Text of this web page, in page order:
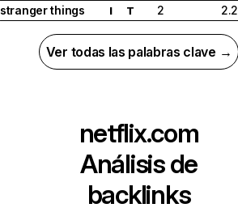
stranger things
I T 2
Ver todas las palabras clave →
netflix.com
Análisis de
backlinks